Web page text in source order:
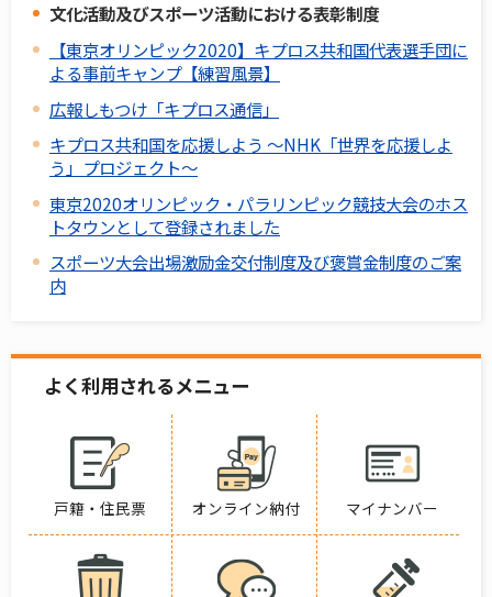
文化活動及びスポーツ活動における表彰制度
【東京オリンピック2020】キプロス共和国代表選手団に
よる事前キャンプ【練習風景】
広報しもつけ「キプロス通信」
キプロス共和国を応援しよう ～NHK「世界を応援しよ
う」プロジェクト～
東京2020オリンピック・パラリンピック競技大会のホス
トタウンとして登録されました
スポーツ大会出場激励金交付制度及び褒賞金制度のご案
内
よく利用されるメニュー
戸籍・住民票 オンライン納付 マイナンバー